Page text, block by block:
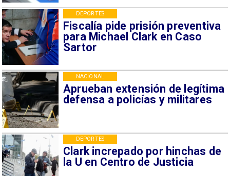
Fiscalía pide prisión preventiva
para Michael Clark en Caso
Sartor
DEPORTES
Aprueban extensión de legítima
defensa a policías y militares
NACIONAL
Clark increpado por hinchas de
la U en Centro de Justicia
DEPORTES